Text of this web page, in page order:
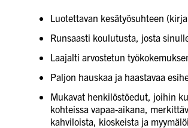
Luotettavan kesätyösuhteen
Runsaasti koulutusta, josta
Laajalti arvostetun
Paljon hauskaa ja haastavaa
Mukavat henkilöstöedut, joihin
kohteissa vapaa-aikana,
kahviloista, kioskeista ja